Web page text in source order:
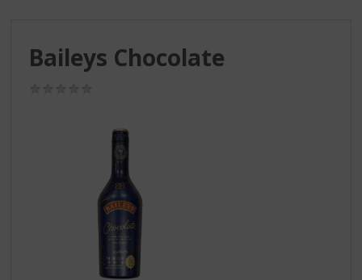
Baileys Chocolate